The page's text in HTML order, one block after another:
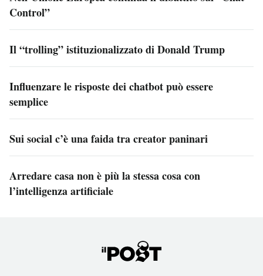
Control”
Il “trolling” istituzionalizzato di Donald Trump
Influenzare le risposte dei chatbot può essere
semplice
Sui social c’è una faida tra creator paninari
Arredare casa non è più la stessa cosa con
l’intelligenza artificiale